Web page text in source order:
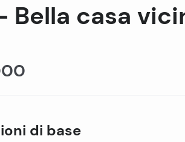
Istria e Kvarner Immobili in vendita
Tutti gli immobili
Bella casa
di base